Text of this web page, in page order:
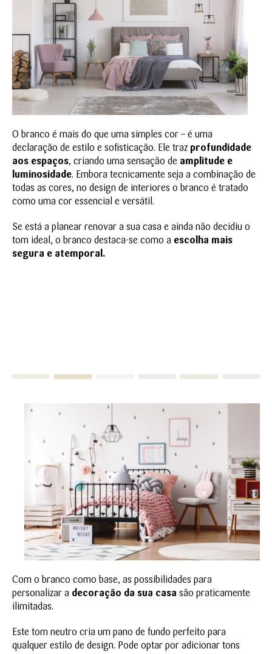
O branco é mais do que uma simples cor – é uma
declaração de estilo e sofisticação. Ele traz profundidade
aos espaços, criando uma sensação de amplitude e
luminosidade. Embora tecnicamente seja a combinação de
todas as cores, no design de interiores o branco é tratado
como uma cor essencial e versátil.
Se está a planear renovar a sua casa e ainda não decidiu o
tom ideal, o branco destaca-se como a escolha mais
segura e atemporal.
Com o branco como base, as possibilidades para
personalizar a decoração da sua casa são praticamente
ilimitadas.
Este tom neutro cria um pano de fundo perfeito para
qualquer estilo de design. Pode optar por adicionar tons